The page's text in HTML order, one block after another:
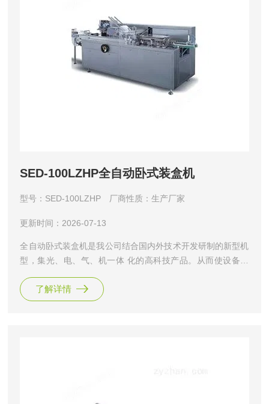
SED-100LZHP全自动卧式装盒机
型号：SED-100LZHP 厂商性质：生产厂家
更新时间：2026-07-13
全自动卧式装盒机是我公司结合国内外技术开发研制的新型机
型，集光、电、气、机一体 化的高科技产品。从而使设备性
快速运行时仍保持平稳、可靠状态。
了解详情